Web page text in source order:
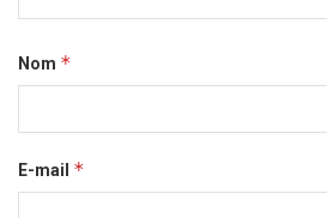
Nom *
E-mail *